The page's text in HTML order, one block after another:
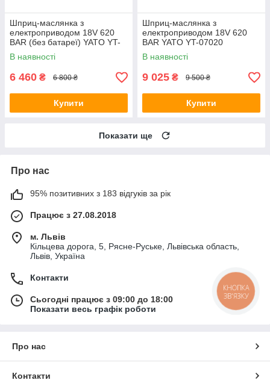
Шприц-маслянка з
електроприводом 18V 620
BAR (без батареї) YATO YT-
07021
В наявності
6 460 ₴ 6 800 ₴
Купити
Шприц-маслянка з
електроприводом 18V 620
BAR YATO YT-07020
В наявності
9 025 ₴ 9 500 ₴
Купити
Показати ще
Про нас
95% позитивних з 183 відгуків за рік
Працює з 27.08.2018
м. Львів
Кільцева дорога, 5, Рясне-Руське, Львівська область,
Львів, Україна
Контакти
Сьогодні працює з 09:00 до 18:00
Показати весь графік роботи
Про нас
Контакти
КНОПКА
ЗВ'ЯЗКУ